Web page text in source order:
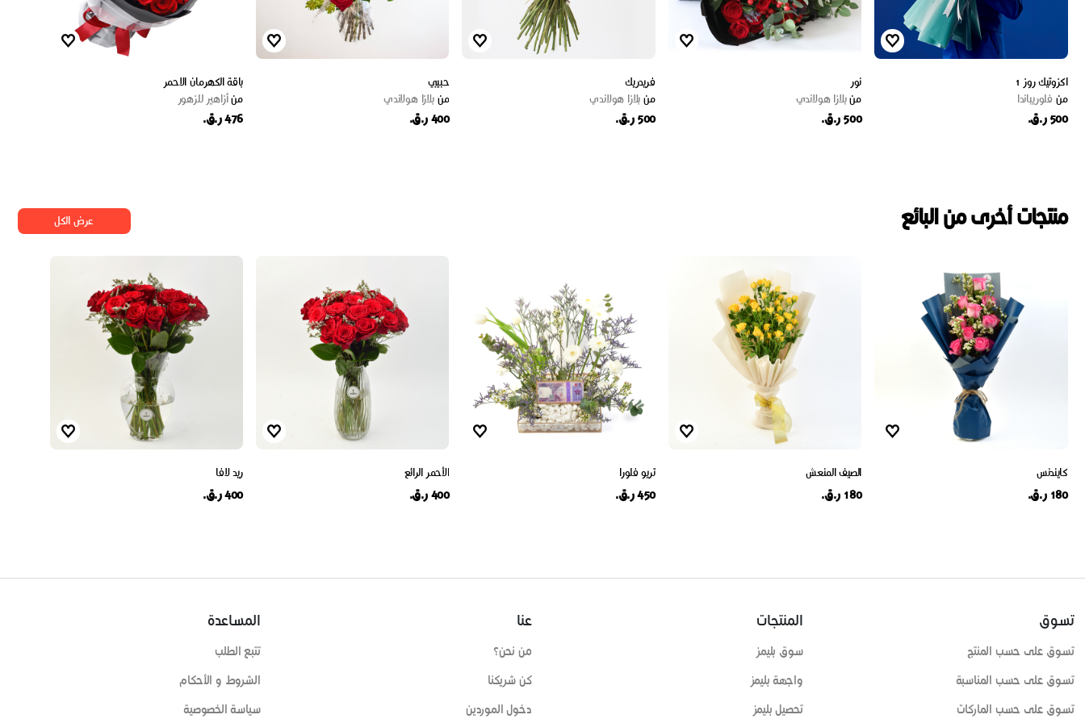
اكزوتيك روز 1
من فلوريباندا
500 ر.ق.
نور
منبلازا هولاندي
500 ر.ق.
فريدريك
منبلازا هولاندي
500 ر.ق.
حبيبي
من بلازا هولاندي
400 ر.ق.
باقة الكهرمان الاحمر
منأزاهير للزهور
476 ر.ق.
منتجات أخرى من البائع عرض الكل
كايندنس
180 ر.ق.
الصيف المنعش
180 ر.ق.
تريو فلورا
450 ر.ق.
الأحمر الرائع
400 ر.ق.
ريد لافا
400 ر.ق.
تسوق
تسوق على حسب المنتج
تسوق على حسب المناسبة
تسوق على حسب الماركات
المنتجات
سوق بليمز
واجهة بليمز
تحصيل بليمز
عنا
من نحن؟
كن شريكنا
دخول الموردين
المساعدة
تتبع الطلب
الشروط و الأحكام
سياسة الخصوصية